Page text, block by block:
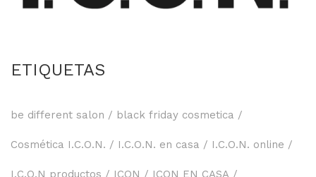
ETIQUETAS
be different salon black friday cosmetica
Cosmética I.C.O.N. I.C.O.N. en casa I.C.O.N. online
I.C.O.N productos ICON ICON EN CASA